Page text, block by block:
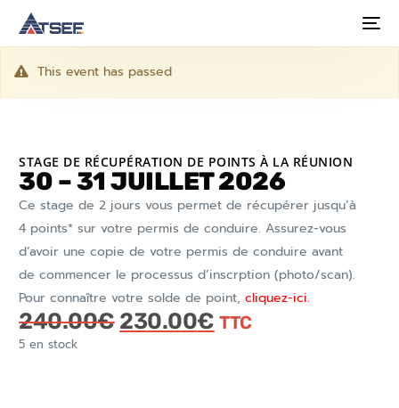
This event has passed
STAGE DE RÉCUPÉRATION DE POINTS À LA RÉUNION
30 – 31 JUILLET 2026
Ce stage de 2 jours vous permet de récupérer jusqu’à
4 points* sur votre permis de conduire. Assurez-vous
d’avoir une copie de votre permis de conduire avant
de commencer le processus d’inscrption (photo/scan).
Pour connaître votre solde de point,cliquez-ici.
240.00€ 230.00€ TTC
5 en stock